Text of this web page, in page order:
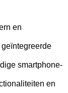
en
smartphone-
en